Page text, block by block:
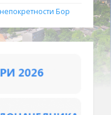
Бор